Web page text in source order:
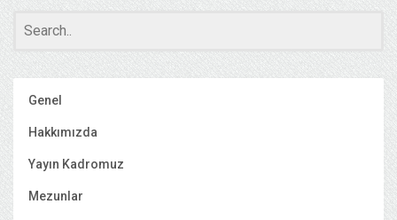
Genel
Hakkımızda
Yayın Kadromuz
Mezunlar